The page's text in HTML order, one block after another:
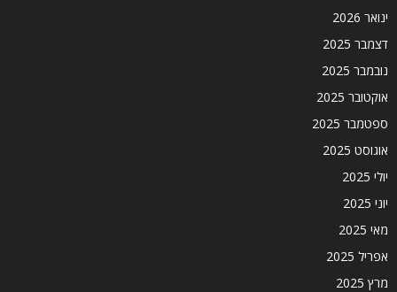
ינואר 2026
דצמבר 2025
נובמבר 2025
אוקטובר 2025
ספטמבר 2025
אוגוסט 2025
יולי 2025
יוני 2025
מאי 2025
אפריל 2025
מרץ 2025